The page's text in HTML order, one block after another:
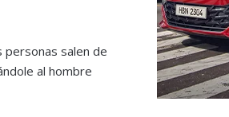
salen de
al hombre